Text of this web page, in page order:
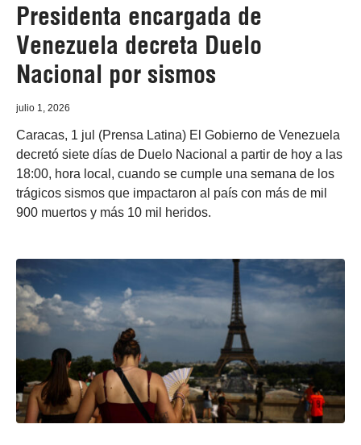
Presidenta encargada de
Venezuela decreta Duelo
Nacional por sismos
julio 1, 2026
Caracas, 1 jul (Prensa Latina) El Gobierno de Venezuela
decretó siete días de Duelo Nacional a partir de hoy a las
18:00, hora local, cuando se cumple una semana de los
trágicos sismos que impactaron al país con más de mil
900 muertos y más 10 mil heridos.